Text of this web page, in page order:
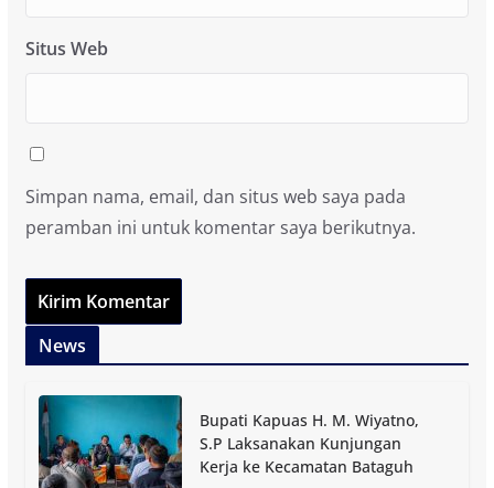
Situs Web
Simpan nama, email, dan situs web saya pada
peramban ini untuk komentar saya berikutnya.
News
Bupati Kapuas H. M. Wiyatno,
S.P Laksanakan Kunjungan
Kerja ke Kecamatan Bataguh